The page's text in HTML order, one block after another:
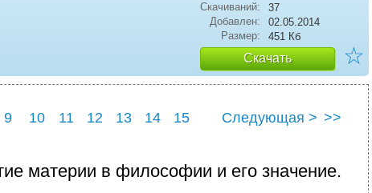
Скачиваний:
37
Добавлен:
02.05.2014
Размер:
451 Кб
Скачать ☆
9 10 11 12 13 14
15
Следующая > >>
материи в философии и его значение.